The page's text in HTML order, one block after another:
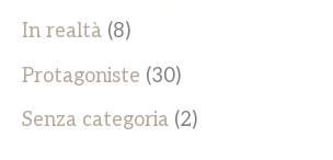
In realtà (8)
Protagoniste (30)
Senza categoria (2)